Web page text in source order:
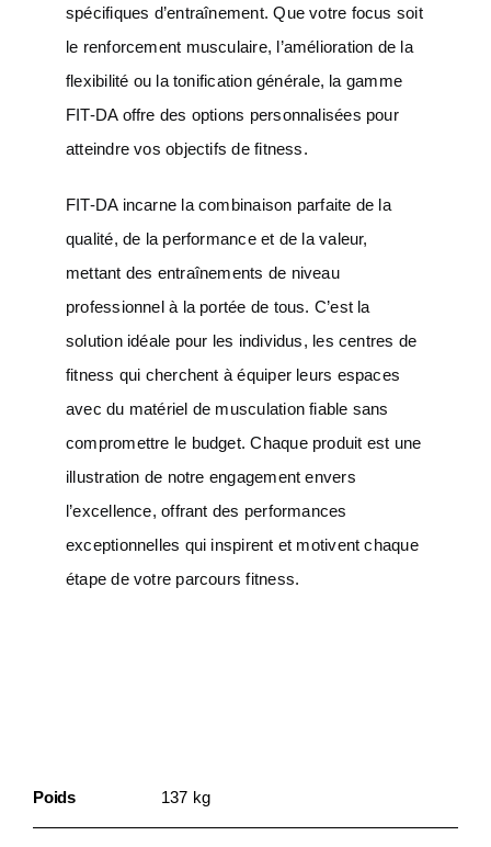
spécifiques d’entraînement. Que votre focus soit
le renforcement musculaire, l’amélioration de la
flexibilité ou la tonification générale, la gamme
FIT-DA offre des options personnalisées pour
atteindre vos objectifs de fitness.
FIT-DA incarne la combinaison parfaite de la
qualité, de la performance et de la valeur,
mettant des entraînements de niveau
professionnel à la portée de tous. C’est la
solution idéale pour les individus, les centres de
fitness qui cherchent à équiper leurs espaces
avec du matériel de musculation fiable sans
compromettre le budget. Chaque produit est une
illustration de notre engagement envers
l’excellence, offrant des performances
exceptionnelles qui inspirent et motivent chaque
étape de votre parcours fitness.
Poids 137 kg